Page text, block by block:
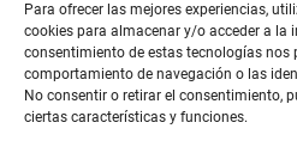
Para ofrecer las mejores experiencias,
cookies para almacenar y/o acceder a la
consentimiento de estas tecnologías nos
comportamiento de navegación o las
No consentir o retirar el consentimiento,
ciertas características y funciones.
Piscinas Clásicas
Piscinas Elevadas
Piscinas Grandes